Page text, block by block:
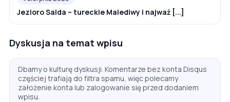
Jezioro Salda – tureckie Malediwy i najważ [...]
Dyskusja na temat wpisu
Dbamy o kulturę dyskusji. Komentarze bez konta Disqus
częściej trafiają do filtra spamu, więc polecamy
założenie konta lub zalogowanie się przed dodaniem
wpisu.